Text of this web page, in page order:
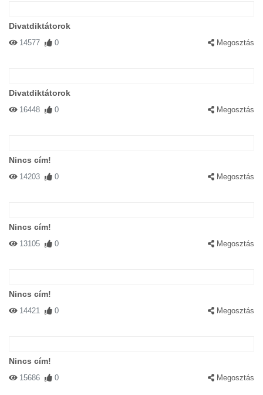
Divatdiktátorok
14577 0 Megosztás
Divatdiktátorok
16448 0 Megosztás
Nincs cím!
14203 0 Megosztás
Nincs cím!
13105 0 Megosztás
Nincs cím!
14421 0 Megosztás
Nincs cím!
15686 0 Megosztás